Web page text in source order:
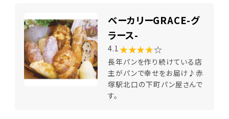
ベーカリーGRACE-グ
ラース-
4.1 ★★★★☆
長年パンを作り続けている店
主がパンで幸せをお届け♪赤
塚駅北口の下町パン屋さんで
す。